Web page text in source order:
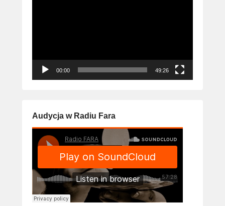
00:00 49:26
Audycja w Radiu Fara